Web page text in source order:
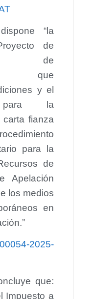
“la
de
de
que
y el
para la
fianza
para la
de
Apelación
los medios
en
2025-
que:
Impuesto a